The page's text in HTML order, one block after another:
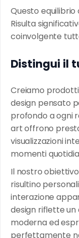
Questo equilibrio
Risulta
coinvolgente
Distingui il
Creiamo
design pensato
profondo a ogni
art offrono
visualizzazioni
momenti
Il nostro
risultino
interazione
design riflette
moderna ed
perfettamente